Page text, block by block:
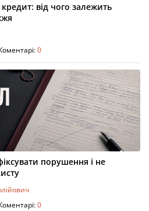
від чого залежить
0
порушення і не
0